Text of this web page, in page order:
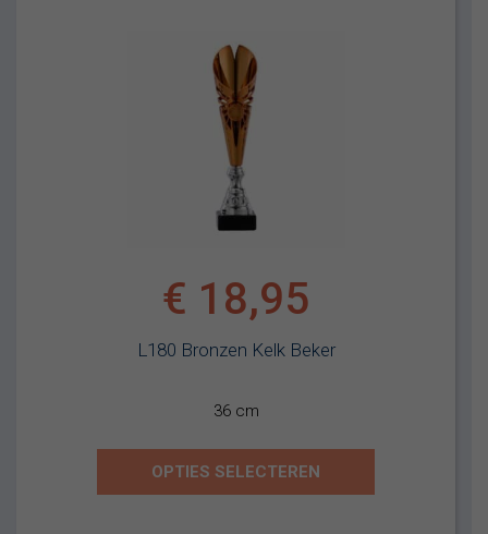
L180 Bronzen Kelk Beker
€ 18,95
36 cm
OPTIES SELECTEREN